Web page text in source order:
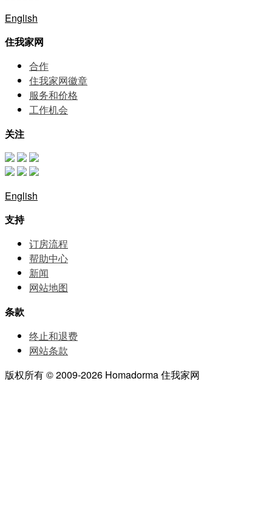
English
住我家网
合作
住我家网徽章
服务和价格
⼯作机会
关注
English
支持
订房流程
帮助中⼼
新闻
网站地图
条款
终止和退费
网站条款
版权所有 © 2009-2026 Homadorma 住我家网